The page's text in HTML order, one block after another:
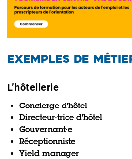
EXEMPLES DE
L’hôtellerie
Concierge d'hôtel
Directeur·trice d'hôtel
Gouvernant·e
Réceptionniste
Yield manager